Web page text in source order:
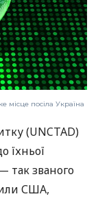
місце посіла Україна
(UNCTAD)
їхньої
так званого
США,